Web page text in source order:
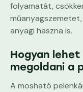
folyamatát,
anyagi haszna is.
Hogyan
megoldani a
A mosható